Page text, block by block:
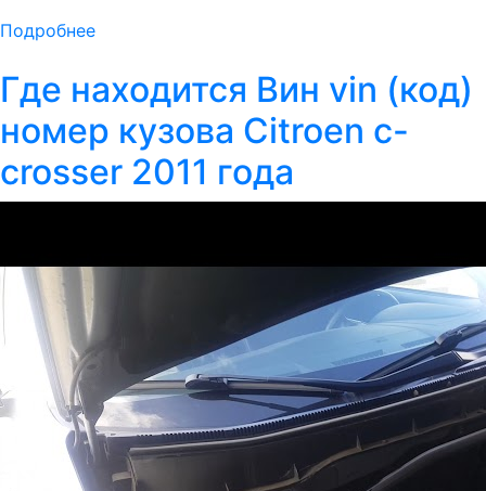
Подробнее
Где находится Вин vin (код)
номер кузова Citroen c-
crosser 2011 года